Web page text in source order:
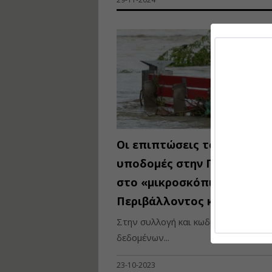
Οι επιπτώσεις του Daniel σε
υποδομές στην Π.Ε.
στο «μικροσκόπιο» του Υπ.
Περιβάλλοντος και
Στην συλλογή και κωδικοποίηση
δεδομένων...
23-10-2023